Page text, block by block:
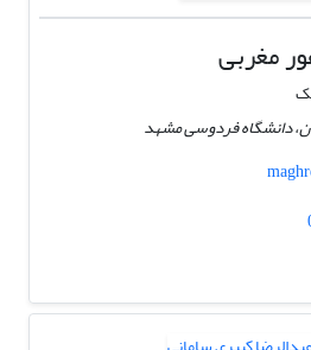
مغربی
دانشگاه فردوسی مشهد